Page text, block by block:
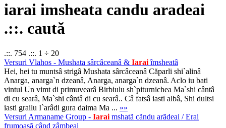
iarai imsheata candu aradeai
.::. caută
.::. 754 .::. 1 ÷ 20
Versuri Vlahos - Mushata sârcâceanâ & Iaraiîmsheatâ
Hei, hei tu muntsâ strigâ Mushata sârcâceanâ Căparli shi`alinâ
Anarga, anarga`n dzeanâ, Anarga, anarga`n dzeanâ. Aclo iu bati
vintul Un vimt di primuvearâ Birbiulu sh`piturnichea Ma`shi cântâ
di cu searâ, Ma`shi cântâ di cu searâ.. Câ fatsâ iasti albâ, Shi dultsi
iasti grailu I`arâdi gura daima Ma ... »»
Versuri Armaname Group - Iarai mshatã cãndu arãdeai / Erai
frumoasă când zâmbeai